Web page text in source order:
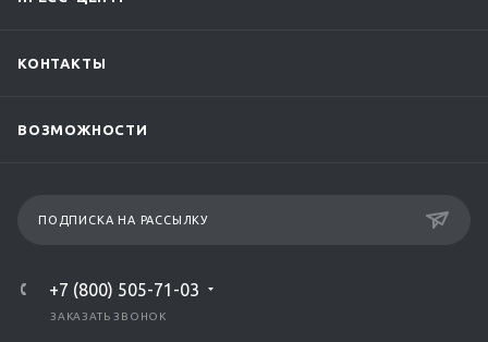
КОНТАКТЫ
ВОЗМОЖНОСТИ
ПОДПИСКА НА РАССЫЛКУ
+7 (800) 505-71-03
ЗАКАЗАТЬ ЗВОНОК